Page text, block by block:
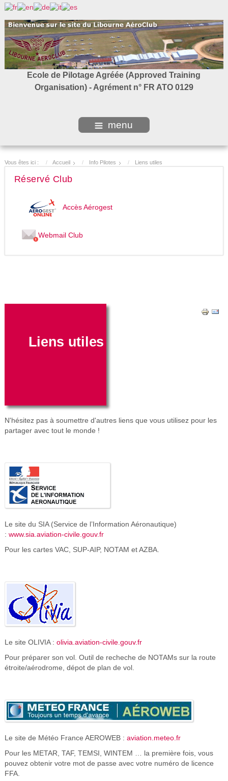
Ecole de Pilotage Agréée (Approved Training
Organisation) - Agrément n° FR ATO 0129
menu
Vous êtes ici : Accueil Info Pilotes Liens utiles
Réservé Club
Accès Aérogest
Webmail Club
Liens utiles
N'hésitez pas à soumettre d'autres liens que vous utilisez pour les
partager avec tout le monde !
Le site du SIA (Service de l’Information Aéronautique)
: www.sia.aviation-civile.gouv.fr
Pour les cartes VAC, SUP-AIP, NOTAM et AZBA.
Le site OLIVIA : olivia.aviation-civile.gouv.fr
Pour préparer son vol. Outil de recheche de NOTAMs sur la route
étroite/aérodrome, dépot de plan de vol.
Le site de Météo France AEROWEB : aviation.meteo.fr
Pour les METAR, TAF, TEMSI, WINTEM … la première fois, vous
pouvez obtenir votre mot de passe avec votre numéro de licence
FFA.